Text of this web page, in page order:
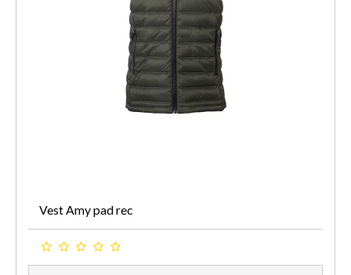
Vest Amy pad rec